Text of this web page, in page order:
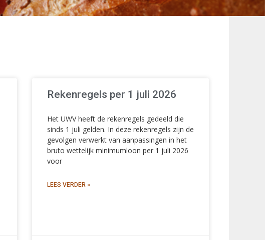
Rekenregels per 1 juli 2026
Het UWV heeft de rekenregels gedeeld die
sinds 1 juli gelden. In deze rekenregels zijn de
gevolgen verwerkt van aanpassingen in het
bruto wettelijk minimumloon per 1 juli 2026
voor
LEES VERDER »